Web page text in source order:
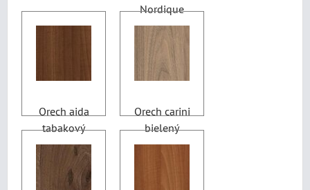
Nordique
Orech aida
tabakový
Orech carini
bielený